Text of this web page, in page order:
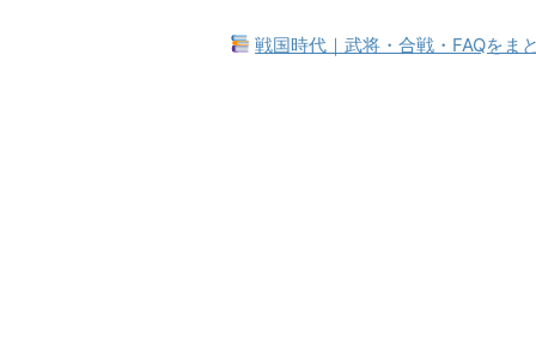
戦国時代｜武将・合戦・FAQをま